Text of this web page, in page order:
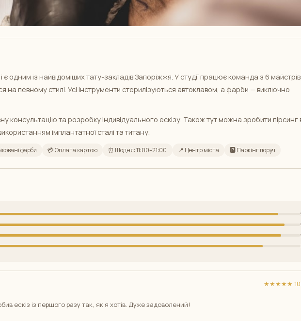
одним із найвідоміших тату-закладів Запоріжжя. У студії працює команда з 6 майстрів,
на певному стилі. Усі інструменти стерилізуються автоклавом, а фарби — виключно
консультацію та розробку індивідуального ескізу. Також тут можна зробити пірсинг
імплантатної сталі та титану.
фарби 💳 Оплата картою ⏰ Щодня: 11:00–21:00 📍 Центр міста 🅿️ Паркінг поруч
★★★★★
ескіз із першого разу так, як я хотів. Дуже задоволений!